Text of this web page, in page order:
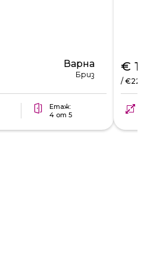
Варна
Бриз
Етаж:
4 от 5
€
/